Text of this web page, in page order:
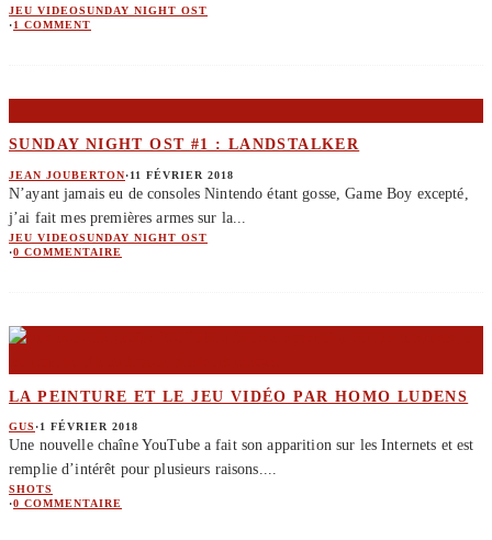
JEU VIDEOSUNDAY NIGHT OST
·1 COMMENT
SUNDAY NIGHT OST #1 : LANDSTALKER
JEAN JOUBERTON·11 FÉVRIER 2018
N’ayant jamais eu de consoles Nintendo étant gosse, Game Boy excepté,
j’ai fait mes premières armes sur la
JEU VIDEOSUNDAY NIGHT OST
·0 COMMENTAIRE
LA PEINTURE ET LE JEU VIDÉO PAR HOMO LUDENS
GUS ·1 FÉVRIER 2018
Une nouvelle chaîne YouTube a fait son apparition sur les Internets et est
remplie d’intérêt pour plusieurs raisons....
SHOTS
·0 COMMENTAIRE